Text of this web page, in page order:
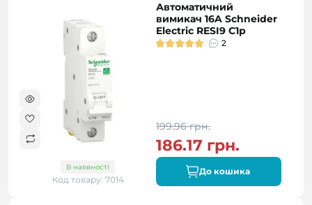
В наявності
Код товару: 7014
Автоматичний
вимикач 16A Schneider
Electric RESI9 C1р
2
199.96 грн.
186.17 грн.
До кошика